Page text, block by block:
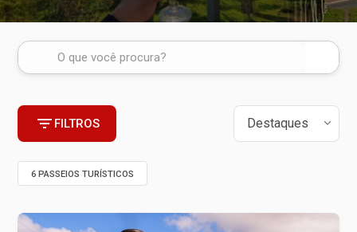
FILTROS
6 PASSEIOS TURÍSTICOS